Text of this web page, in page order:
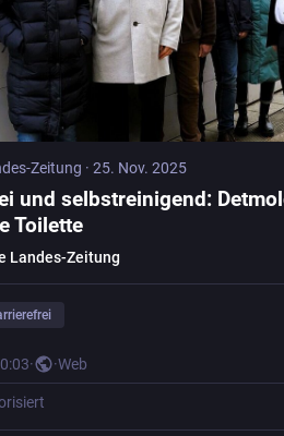
Zeitung · 25. Nov. 2025
und selbstreinigend:
Toilette
Landes-Zeitung
· ·Web